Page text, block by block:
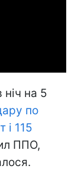
ніч на 5
по
і 115
ППО,